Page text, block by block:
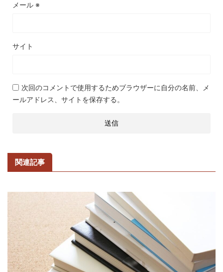
メール ※
サイト
次回のコメントで使用するためブラウザーに自分の名前、メ
ールアドレス、サイトを保存する。
関連記事